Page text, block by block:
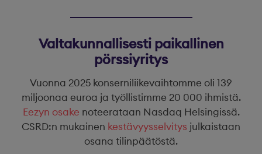
Valtakunnallisesti paikallinen
pörssiyritys
Vuonna 2025 konserniliikevaihtomme oli 139
miljoonaa euroa ja työllistimme 20 000 ihmistä.
Eezyn osake noteerataan Nasdaq Helsingissä.
CSRD:n mukainen kestävyysselvitys julkaistaan
osana tilinpäätöstä.